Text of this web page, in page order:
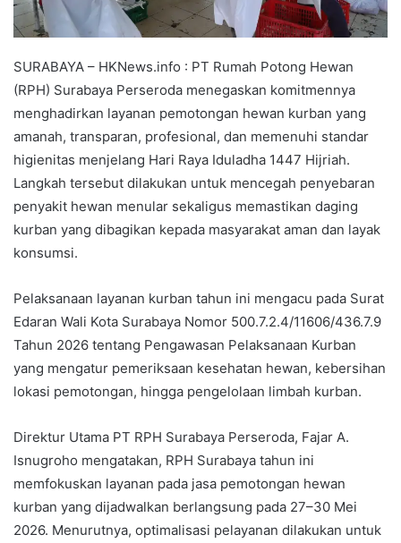
SURABAYA – HKNews.info : PT Rumah Potong Hewan
(RPH) Surabaya Perseroda menegaskan komitmennya
menghadirkan layanan pemotongan hewan kurban yang
amanah, transparan, profesional, dan memenuhi standar
higienitas menjelang Hari Raya Iduladha 1447 Hijriah.
Langkah tersebut dilakukan untuk mencegah penyebaran
penyakit hewan menular sekaligus memastikan daging
kurban yang dibagikan kepada masyarakat aman dan layak
konsumsi.
Pelaksanaan layanan kurban tahun ini mengacu pada Surat
Edaran Wali Kota Surabaya Nomor 500.7.2.4/11606/436.7.9
Tahun 2026 tentang Pengawasan Pelaksanaan Kurban
yang mengatur pemeriksaan kesehatan hewan, kebersihan
lokasi pemotongan, hingga pengelolaan limbah kurban.
Direktur Utama PT RPH Surabaya Perseroda, Fajar A.
Isnugroho mengatakan, RPH Surabaya tahun ini
memfokuskan layanan pada jasa pemotongan hewan
kurban yang dijadwalkan berlangsung pada 27–30 Mei
2026. Menurutnya, optimalisasi pelayanan dilakukan untuk